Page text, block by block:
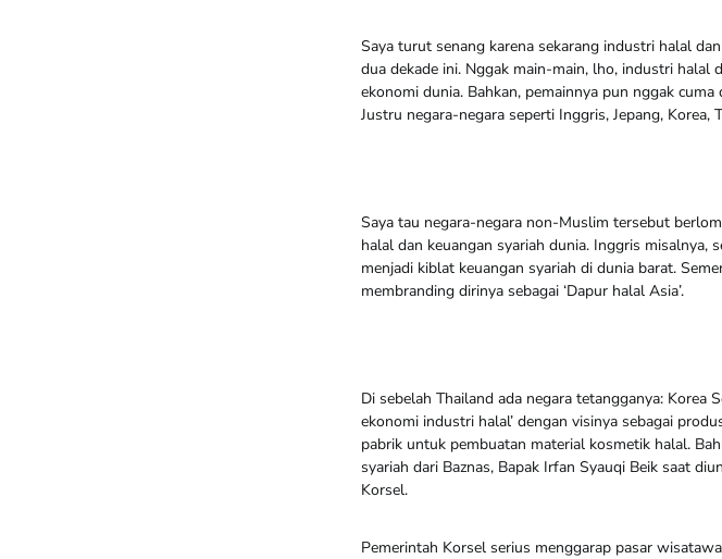
Saya turut senang karena sekarang industri halal
dua dekade ini. Nggak main-main, lho, industri halal
ekonomi dunia. Bahkan, pemainnya pun nggak
Justru negara-negara seperti Inggris, Jepang, Korea,
Saya tau negara-negara non-Muslim tersebut
halal dan keuangan syariah dunia. Inggris misalnya,
menjadi kiblat keuangan syariah di dunia barat.
membranding dirinya sebagai ‘Dapur halal Asia’.
Di sebelah Thailand ada negara tetangganya: Korea
ekonomi industri halal’ dengan visinya sebagai
pabrik untuk pembuatan material kosmetik halal.
syariah dari Baznas, Bapak Irfan Syauqi Beik saat
Korsel.
Pemerintah Korsel serius menggarap pasar